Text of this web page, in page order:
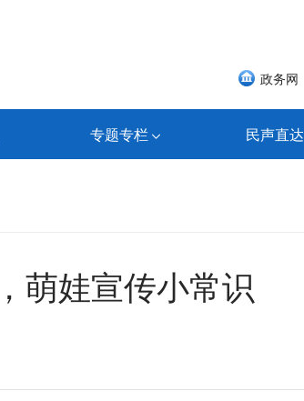
政务网
专题专栏 民声直达
萌娃宣传小常识